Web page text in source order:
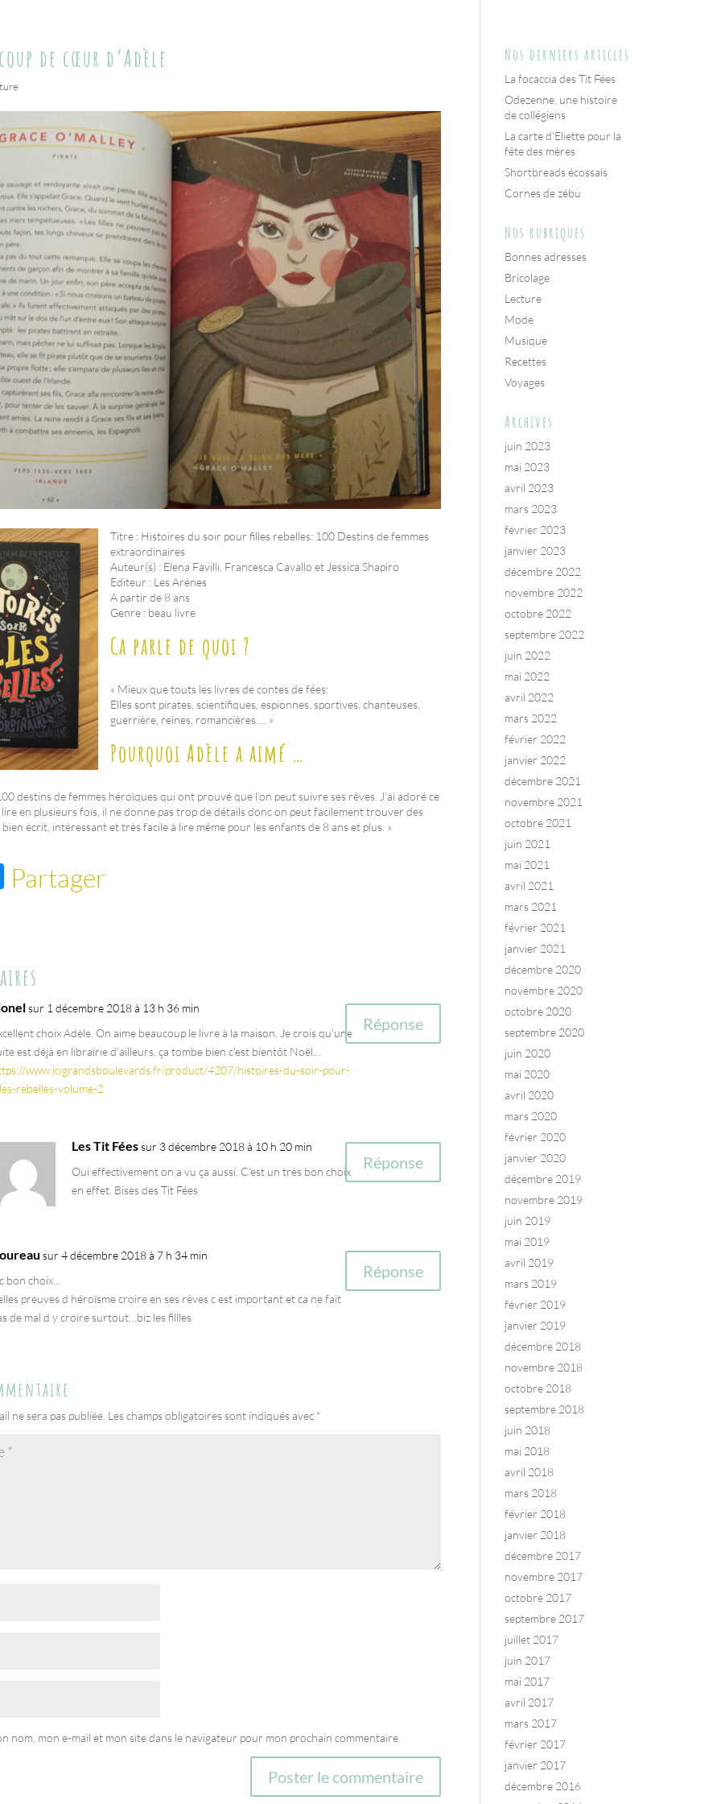
de cœur d’Adèle
Titre : Histoires du soir pour filles rebelles: 100 Destins de femmes
extraordinaires
Auteur(s) : Elena Favilli, Francesca Cavallo et Jessica Shapiro
Editeur : Les Arènes
A partir de 8 ans
Genre : beau livre
Ca parle de quoi ?
« Mieux que touts les livres de contes de fées:
Elles sont pirates, scientifiques, espionnes, sportives, chanteuses,
guerrière, reines, romancières…. »
Pourquoi Adèle a aimé …
destins de femmes héroïques qui ont prouvé que l’on peut suivre ses rêves. J’ai adoré ce
en plusieurs fois, il ne donne pas trop de détails donc on peut facilement trouver des
écrit, intéressant et très facile à lire même pour les enfants de 8 ans et plus. »
M
ge
r
Partager
sur 1 décembre 2018 à 13 h 36 min
choix Adèle. On aime beaucoup le livre à la maison. Je crois qu’une
est déjà en librairie d’ailleurs, ça tombe bien c’est bientôt Noël…
www.icigrandsboulevards.fr/product/4207/histoires-du-soir-pour-
rebelles-volume-2
Réponse
Les Tit Féessur 3 décembre 2018 à 10 h 20 min
Oui effectivement on a vu ça aussi. C’est un très bon choix
en effet. Bises des Tit Fées
Réponse
sur 4 décembre 2018 à 7 h 34 min
bon choix…
preuves d héroïsme croire en ses rêves c est important et ca ne fait
de mal d y croire surtout…biz les fillles
Réponse
ne sera pas publiée. Les champs obligatoires sont indiqués avec *
nom, mon e-mail et mon site dans le navigateur pour mon prochain commentaire.
Nos derniers articles
La focaccia des Tit Fées
Odezenne, une histoire
de collégiens
La carte d’Eliette pour la
fête des mères
Shortbreads écossais
Cornes de zébu
Nos rubriques
Bonnes adresses
Bricolage
Lecture
Mode
Musique
Recettes
Voyages
Archives
juin 2023
mai 2023
avril 2023
mars 2023
février 2023
janvier 2023
décembre 2022
novembre 2022
octobre 2022
septembre 2022
juin 2022
mai 2022
avril 2022
mars 2022
février 2022
janvier 2022
décembre 2021
novembre 2021
octobre 2021
juin 2021
mai 2021
avril 2021
mars 2021
février 2021
janvier 2021
décembre 2020
novembre 2020
octobre 2020
septembre 2020
juin 2020
mai 2020
avril 2020
mars 2020
février 2020
janvier 2020
décembre 2019
novembre 2019
juin 2019
mai 2019
avril 2019
mars 2019
février 2019
janvier 2019
décembre 2018
novembre 2018
octobre 2018
septembre 2018
juin 2018
mai 2018
avril 2018
mars 2018
février 2018
janvier 2018
décembre 2017
novembre 2017
octobre 2017
septembre 2017
juillet 2017
juin 2017
mai 2017
avril 2017
mars 2017
février 2017
janvier 2017
décembre 2016